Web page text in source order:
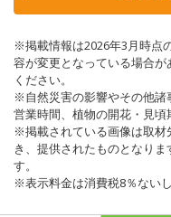
※掲載情報は2026年3月時点
容が変更となっている場合
ください。
※自然災害の影響やその他諸
営業時間、植物の開花・見頃
※掲載されている画像は取材
き、提供されたものとなり
す。
※表示料金は消費税8％ない